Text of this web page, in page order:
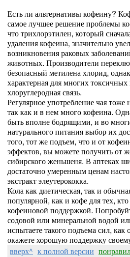
Есть ли альтернативы кофеину?
самое лучшее решение проблемы
что трихлорэтилен, который
удаления кофеина, значительно
возникновения раковых
животных. Производители
безопасный метилена хлорид,
характерная для многих
хлоруглеродная связь.
Регулярное употребление чая
так как и в нем много кофеина.
быть вполне бодрящими, и во
натурального питания выбор их
того, тот же подъем, что и от
эффектов, вы можете получить от
сибирского женьшеня. В аптеках
достаточно умеренным ценам
экстракт элеутерококка.
Кола как диетическая, так и
популярной, как и кофе для тех,
кофеиновой поддержкой.
содовой или минеральной водой
испытаете такого подъема сил, как
окажете хорошую поддержку
вверх^ к полной версии